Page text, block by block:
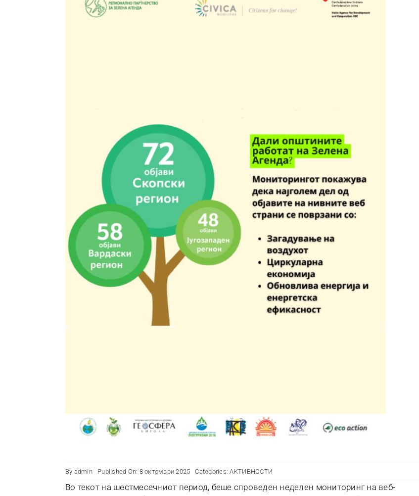
By admin Published On: 8 октомври 2025 Categories:АКТИВНОСТИ
Во текот на шестмесечниот период, беше спроведен неделен мониторинг на веб-